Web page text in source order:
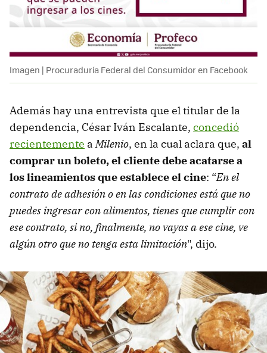
Imagen | Procuraduría Federal del Consumidor en Facebook
Además hay una entrevista que el titular de la
dependencia, César Iván Escalante, concedió
recientemente aMilenio, en la cual aclara que, al
comprar un boleto, el cliente debe acatarse a
los lineamientos que establece el cine: “En el
contrato de adhesión o en las condiciones está que no
puedes ingresar con alimentos, tienes que cumplir con
ese contrato, si no, finalmente, no vayas a ese cine, ve
algún otro que no tenga esta limitación", dijo.